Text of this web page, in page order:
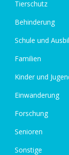
Tierschutz
Behinderung
Schule und
Familien
Kinder und
Einwanderung
Forschung
Senioren
Sonstige